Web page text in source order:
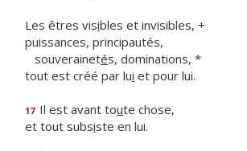
Les êtres visibles et invisibles, +
puissances, principautés,
souverainetés, dominations, *
tout est créé par lui et pour lui.
17 Il est avant toute chose,
et tout subsiste en lui.